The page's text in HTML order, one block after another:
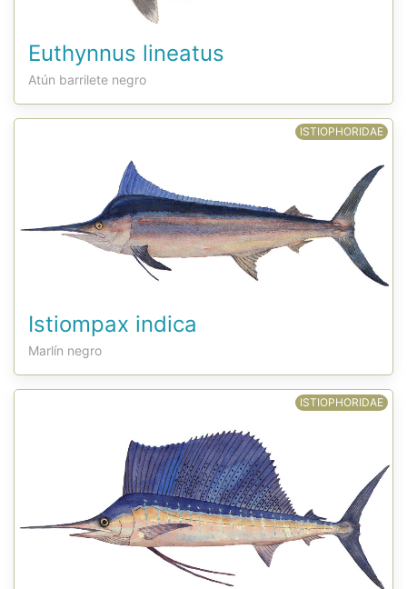
Euthynnus lineatus
Atún barrilete negro
ISTIOPHORIDAE
Istiompax indica
Marlín negro
ISTIOPHORIDAE